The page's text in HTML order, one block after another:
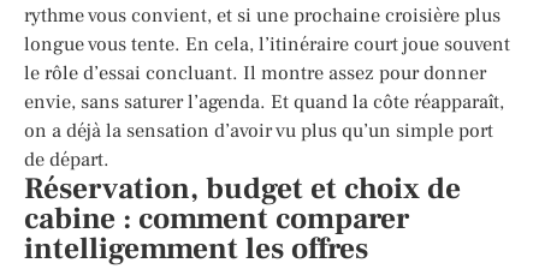
rythme vous convient, et si une prochaine croisière plus
longue vous tente. En cela, l’itinéraire court joue souvent
le rôle d’essai concluant. Il montre assez pour donner
envie, sans saturer l’agenda. Et quand la côte réapparaît,
on a déjà la sensation d’avoir vu plus qu’un simple port
de départ.
Réservation, budget et choix de
cabine : comment comparer
intelligemment les offres